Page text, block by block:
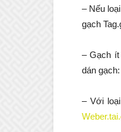
– Nếu
gạch
– Gạch
dán gạch:
– Với